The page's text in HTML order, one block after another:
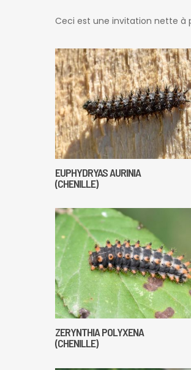
Ceci est une invitation nette à
EUPHYDRYAS AURINIA
(CHENILLE)
ZERYNTHIA POLYXENA
(CHENILLE)